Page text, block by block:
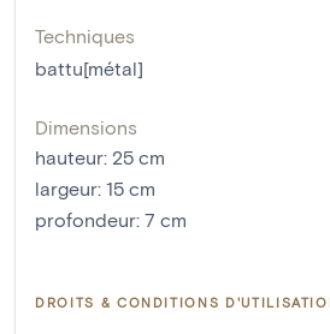
Techniques
battu[métal]
Dimensions
hauteur: 25 cm
largeur: 15 cm
profondeur: 7 cm
DROITS & CONDITIONS